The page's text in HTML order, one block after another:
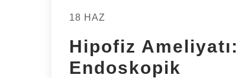
18 HAZ
Hipofiz Ameliyatı:
Endoskopik